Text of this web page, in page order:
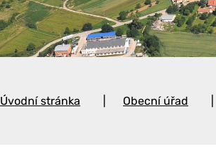
Úvodní stránka Obecní úřad